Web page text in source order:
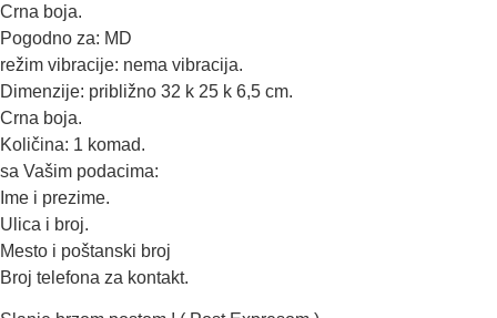
Crna boja.
Pogodno za: MD
režim vibracije: nema vibracija.
Dimenzije: približno 32 k 25 k 6,5 cm.
Crna boja.
Količina: 1 komad.
sa Vašim podacima:
Ime i prezime.
Ulica i broj.
Mesto i poštanski broj
Broj telefona za kontakt.